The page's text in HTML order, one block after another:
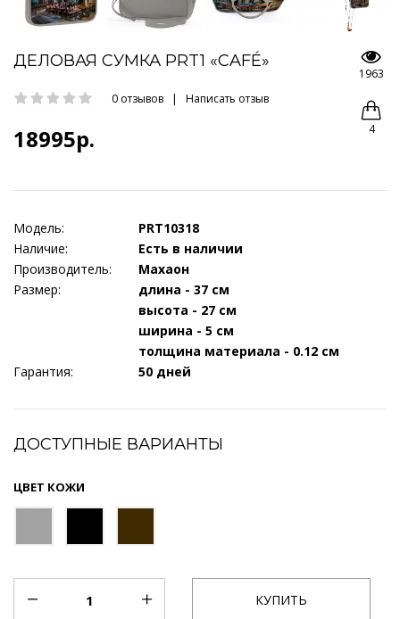
ДЕЛОВАЯ СУМКА PRT1 «CAFÉ»
0 отзывов | Написать отзыв
18995р.
1963
4
Модель:
PRT10318
Наличие:
Есть в наличии
Производитель:
Махаон
Размер:
длина - 37 см
высота - 27 см
ширина - 5 см
толщина материала - 0.12 см
Гарантия:
50 дней
ДОСТУПНЫЕ ВАРИАНТЫ
ЦВЕТ КОЖИ